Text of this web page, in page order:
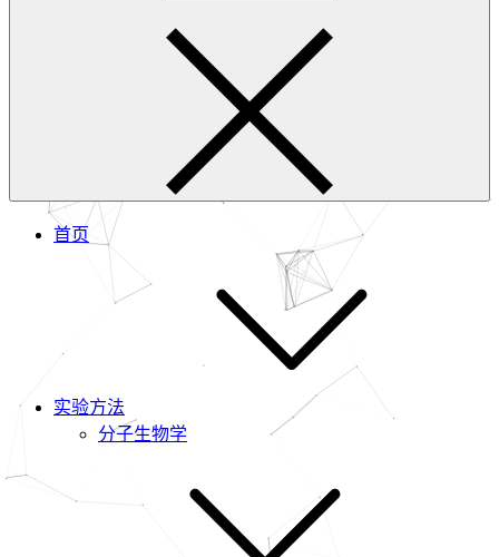
首页
实验方法
分子生物学